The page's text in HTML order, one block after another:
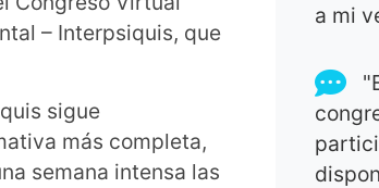
– Interpsiquis, que
sigue
más completa,
semana intensa las
a mi